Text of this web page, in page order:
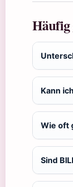
Häufig
Kann
Wie oft
Sind